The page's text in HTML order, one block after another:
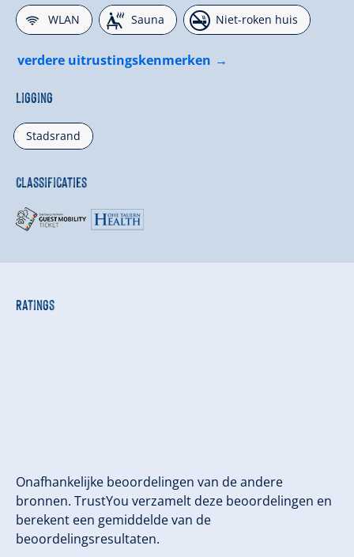
🜉WLAN 🗔Sauna 🏝Niet-roken huis
verdere uitrustingskenmerken
Ligging
Stadsrand
Classificaties
Ratings
Onafhankelijke beoordelingen van de andere
bronnen. TrustYou verzamelt deze beoordelingen en
berekent een gemiddelde van de
beoordelingsresultaten.